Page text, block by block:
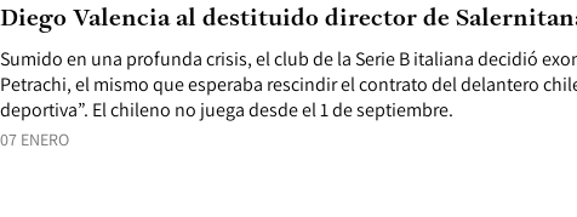
07 ENERO
Sumido en una profunda crisis, el club de la Serie B italiana decidió
Petrachi, el mismo que esperaba rescindir el contrato del delantero
deportiva”. El chileno no juega desde el 1 de septiembre.
Diego Valencia al destituido director de